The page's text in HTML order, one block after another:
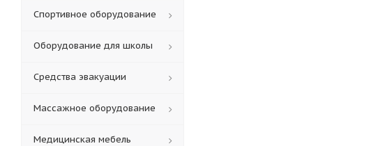
Спортивное оборудование
Оборудование для школы
Средства эвакуации
Массажное оборудование
Медицинская мебель